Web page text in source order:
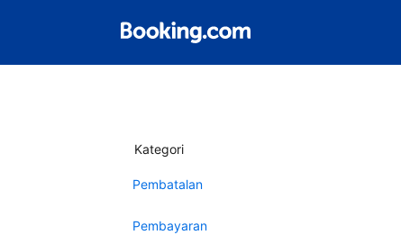
Kategori
Pembatalan
Pembayaran